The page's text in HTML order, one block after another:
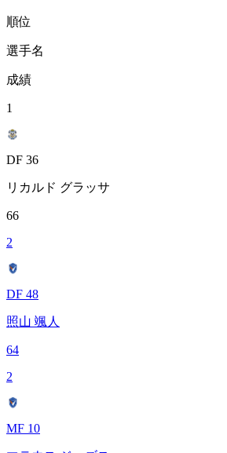
順位
選手名
成績
1
DF 36
リカルド グラッサ
66
2
DF 48
照山 颯人
64
2
MF 10